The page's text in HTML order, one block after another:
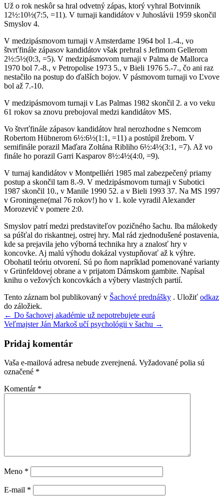
Už o rok neskôr sa hral odvetný zápas, ktorý vyhral Botvinnik
12½:10½(7:5, =11). V turnaji kandidátov v Juhoslávii 1959 skončil
Smyslov 4.
V medzipásmovom turnaji v Amsterdame 1964 bol 1.-4., vo
štvrťfinále zápasov kandidátov však prehral s Jefimom Gellerom
2½:5½(0:3, =5). V medzipásmovom turnaji v Palma de Mallorca
1970 bol 7.-8., v Petropolise 1973 5., v Bieli 1976 5.-7., čo ani raz
nestačilo na postup do ďalších bojov. V pásmovom turnaji vo Ľvove
bol až 7.-10.
V medzipásmovom turnaji v Las Palmas 1982 skončil 2. a vo veku
61 rokov sa znovu prebojoval medzi kandidátov MS.
Vo štvrťfinále zápasov kandidátov hral nerozhodne s Nemcom
Robertom Hübnerom 6½:6½(1:1, =11) a postúpil žrebom. V
semifinále porazil Maďara Zoltána Ribliho 6½:4½(3:1, =7). Až vo
finále ho porazil Garri Kasparov 8½:4½(4:0, =9).
V turnaj kandidátov v Montpelliéri 1985 mal zabezpečený priamy
postup a skončil tam 8.-9. V medzipásmovom turnaji v Subotici
1987 skončil 10., v Manile 1990 52. a v Bieli 1993 37. Na MS 1997
v Groningene(mal 76 rokov!) ho v 1. kole vyradil Alexander
Morozevič v pomere 2:0.
Smyslov patrí medzi predstaviteľov pozičného šachu. Iba málokedy
sa púšťal do riskantnej, ostrej hry. Mal rád zjednodušené postavenia,
kde sa prejavila jeho výborná technika hry a znalosť hry v
koncovke. Aj malú výhodu dokázal vystupňovať až k výhre.
Obohatil teóriu otvorení. Sú po ňom napríklad pomenované varianty
v Grünfeldovej obrane a v prijatom Dámskom gambite. Napísal
knihu o vežových koncovkách a výbery vlastných partií.
Tento záznam bol publikovaný v Šachové prednášky . Uložiť odkaz
do záložiek.
Navigácia
v
článku
← Do šachovej akadémie už nepotrebujete eurá
Veľmajster Ján Markoš učí psychológii v šachu →
Pridaj komentár
Vaša e-mailová adresa nebude zverejnená. Vyžadované polia sú
označené *
Komentár *
Meno *
E-mail *